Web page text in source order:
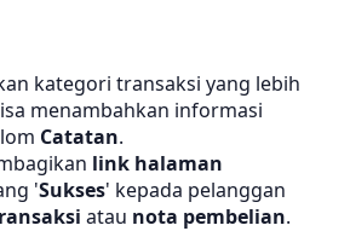
kategori transaksi yang lebih
menambahkan informasi
Catatan.
link halaman
'Sukses' kepada pelanggan
atau nota pembelian.